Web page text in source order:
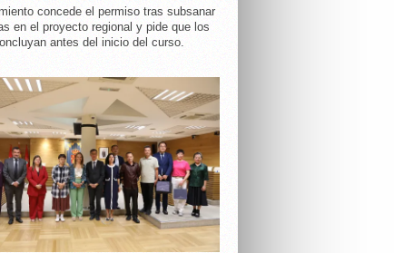
concede el permiso tras subsanar
en el proyecto regional y pide que los
antes del inicio del curso.